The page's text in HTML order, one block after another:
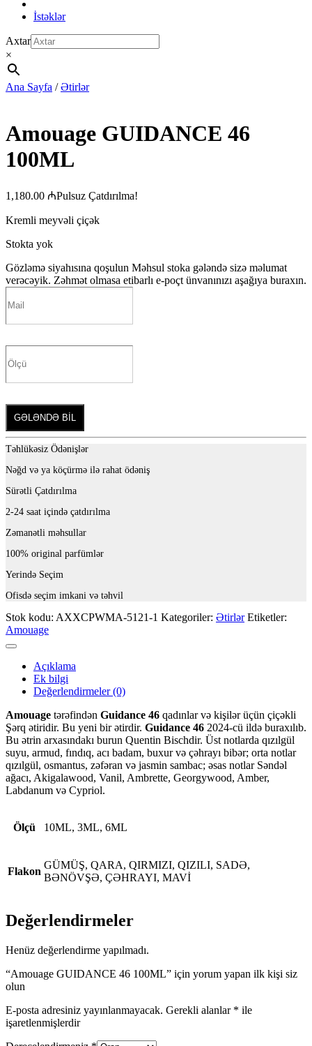
İstəklər
Axtar
×
Ana Sayfa /Ətirlər
Amouage GUIDANCE 46
100ML
1,180.00 ₼Pulsuz Çatdırılma!
Kremli meyvəli çiçək
Stokta yok
Gözləmə siyahısına qoşulun Məhsul stoka gələndə sizə məlumat
verəcəyik. Zəhmət olmasa etibarlı e-poçt ünvanınızı aşağıya buraxın.
GƏLƏNDƏ BİL
Təhlükəsiz Ödənişlər
Nəğd və ya köçürmə ilə rahat ödəniş
Sürətli Çatdırılma
2-24 saat içində çatdırılma
Zəmanətli məhsullar
100% original parfümlər
Yerində Seçim
Ofisdə seçim imkani və təhvil
Stok kodu: AXXCPWMA-5121-1 Kategoriler: Ətirlər Etiketler:
Amouage
Açıklama
Ek bilgi
Değerlendirmeler (0)
Amouage tərəfindən Guidance 46 qadınlar və kişilər üçün çiçəkli
Şərq ətiridir. Bu yeni bir ətirdir. Guidance 46 2024-cü ildə buraxılıb.
Bu ətrin arxasındakı burun Quentin Bischdir. Üst notlarda qızılgül
suyu, armud, fındıq, acı badam, buxur və çəhrayı bibər; orta notlar
qızılgül, osmantus, zəfəran və jasmin sambac; əsas notlar Səndəl
ağacı, Akigalawood, Vanil, Ambrette, Georgywood, Amber,
Labdanum və Cypriol.
Ölçü 10ML, 3ML, 6ML
Flakon
GÜMÜŞ, QARA, QIRMIZI, QIZILI, SADƏ,
BƏNÖVŞƏ, ÇƏHRAYI, MAVİ
Değerlendirmeler
Henüz değerlendirme yapılmadı.
“Amouage GUIDANCE 46 100ML” için yorum yapan ilk kişi siz
olun
E-posta adresiniz yayınlanmayacak. Gerekli alanlar * ile
işaretlenmişlerdir